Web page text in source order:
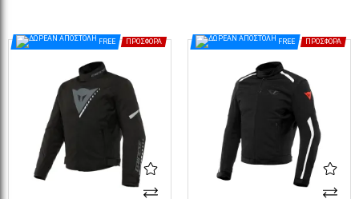
FREE ΠΡΟΣΦΟΡΆ FREE ΠΡΟΣΦΟΡΆ